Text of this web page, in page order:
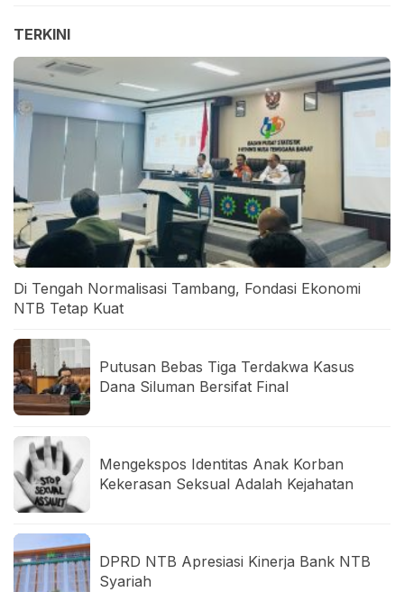
TERKINI
Di Tengah Normalisasi Tambang, Fondasi Ekonomi
NTB Tetap Kuat
Putusan Bebas Tiga Terdakwa Kasus
Dana Siluman Bersifat Final
Mengekspos Identitas Anak Korban
Kekerasan Seksual Adalah Kejahatan
DPRD NTB Apresiasi Kinerja Bank NTB
Syariah